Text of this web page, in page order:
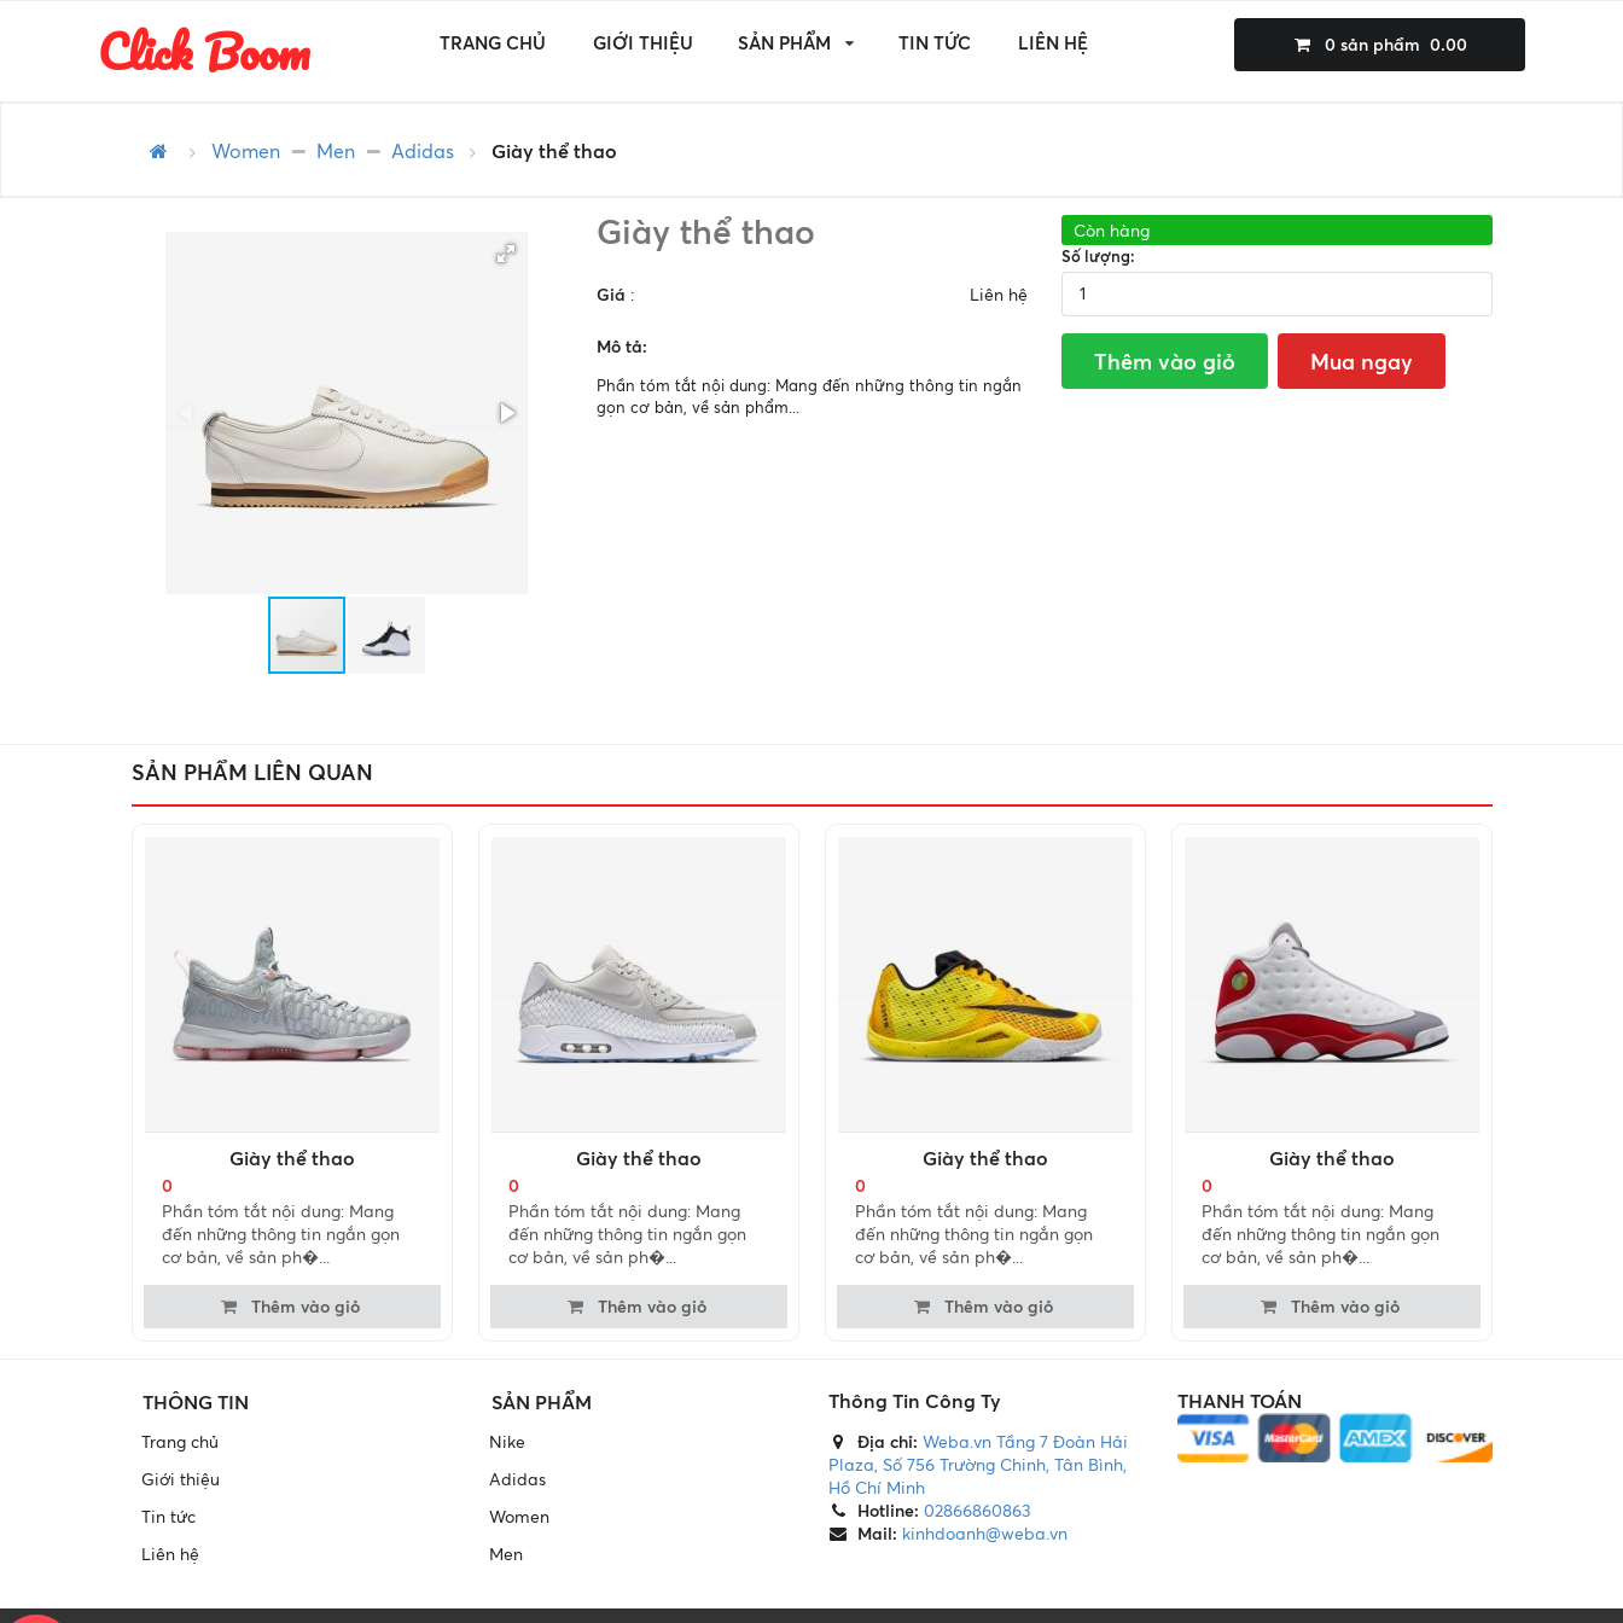
Click Boom TRANG CHỦ GIỚI THIỆU SẢN PHẨM TIN TỨC LIÊN HỆ 0 sản phẩm 0.00
Women Men Adidas Giày thể thao
Giày thể thao
Giá : Liên hệ
Mô tả:
Phần tóm tắt nội dung: Mang đến những thông tin ngắn
gọn cơ bản, về sản phẩm...
Còn hàng
Số lượng:
Thêm vào giỏ Mua ngay
SẢN PHẨM LIÊN QUAN
Giày thể thao
0
Phần tóm tắt nội dung: Mang
đến những thông tin ngắn gọn
cơ bản, về sản ph�...
Thêm vào giỏ
Giày thể thao
0
Phần tóm tắt nội dung: Mang
đến những thông tin ngắn gọn
cơ bản, về sản ph�...
Thêm vào giỏ
Giày thể thao
0
Phần tóm tắt nội dung: Mang
đến những thông tin ngắn gọn
cơ bản, về sản ph�...
Thêm vào giỏ
Giày thể thao
0
Phần tóm tắt nội dung: Mang
đến những thông tin ngắn gọn
cơ bản, về sản ph�...
Thêm vào giỏ
THÔNG TIN
Trang chủ
Giới thiệu
Tin tức
Liên hệ
SẢN PHẨM
Nike
Adidas
Women
Men
Thông Tin Công Ty
Địa chỉ:Weba.vn Tầng 7 Đoàn Hải
Plaza, Số 756 Trường Chinh, Tân Bình,
Hồ Chí Minh
Hotline: 02866860863
Mail: kinhdoanh@weba.vn
THANH TOÁN